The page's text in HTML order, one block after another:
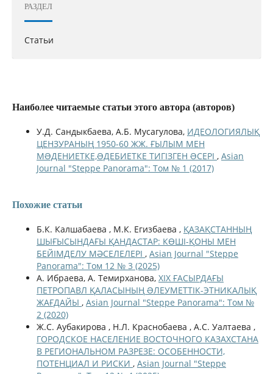
РАЗДЕЛ
Статьи
Наиболее читаемые статьи этого автора (авторов)
У.Д. Сандыкбаева, А.Б. Мусагулова, ИДЕОЛОГИЯЛЫҚ
ЦЕНЗУРАНЫҢ 1950-60 ЖЖ. ҒЫЛЫМ МЕН
МƏДЕНИЕТКЕ,ƏДЕБИЕТКЕ ТИГІЗГЕН ƏСЕРІ , Asian
Journal "Steppe Panorama": Том № 1 (2017)
Похожие статьи
Б.К. Калшабаева , М.К. Егизбаева , ҚАЗАҚСТАННЫҢ
ШЫҒЫСЫНДАҒЫ ҚАНДАСТАР: КӨШІ-ҚОНЫ МЕН
БЕЙІМДЕЛУ МӘСЕЛЕЛЕРІ , Asian Journal "Steppe
Panorama": Том 12 № 3 (2025)
А. Ибраева, А. Темирханова, ХІХ ҒАСЫРДАҒЫ
ПЕТРОПАВЛ ҚАЛАСЫНЫҢ ƏЛЕУМЕТТІК-ЭТНИКАЛЫҚ
ЖАҒДАЙЫ , Asian Journal "Steppe Panorama": Том №
2 (2020)
Ж.С. Аубакирова , Н.Л. Краснобаева , А.С. Уалтаева ,
ГОРОДСКОЕ НАСЕЛЕНИЕ ВОСТОЧНОГО КАЗАХСТАНА
В РЕГИОНАЛЬНОМ РАЗРЕЗЕ: ОСОБЕННОСТИ,
ПОТЕНЦИАЛ И РИСКИ , Asian Journal "Steppe